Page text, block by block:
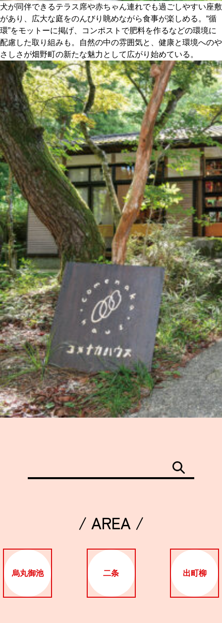
犬が同伴できるテラス席や赤ちゃん連れでも過ごしやすい座敷
があり、広大な庭をのんびり眺めながら食事が楽しめる。“循
環”をモットーに掲げ、コンポストで肥料を作るなどの環境に
配慮した取り組みも。自然の中の雰囲気と、健康と環境へのや
さしさが畑野町の新たな魅力として広がり始めている。
/ AREA /
烏丸御池 二条 出町柳